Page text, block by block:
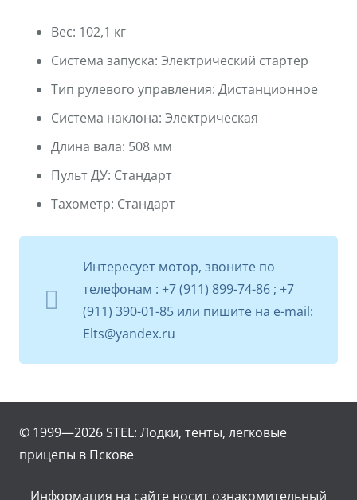
Вес: 102,1 кг
Система запуска: Электрический стартер
Тип рулевого управления: Дистанционное
Система наклона: Электрическая
Длина вала: 508 мм
Пульт ДУ: Стандарт
Тахометр: Стандарт
Интересует мотор, звоните по
телефонам : +7 (911) 899-74-86 ; +7
(911) 390-01-85 или пишите на e-mail:
Elts@yandex.ru
© 1999—2026STEL: Лодки, тенты, легковые
прицепы в Пскове
Информация на сайте носит ознакомительный